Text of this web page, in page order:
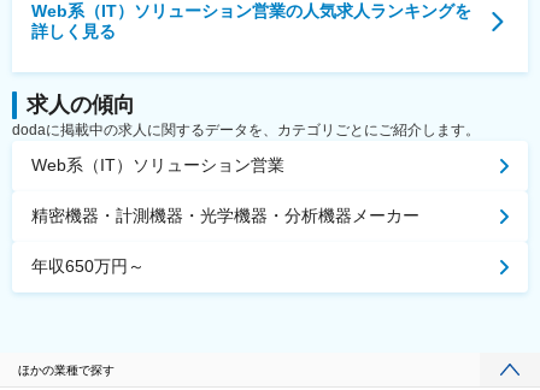
Web系（IT）ソリューション営業の人気求人ランキングを
詳しく見る
求人の傾向
dodaに掲載中の求人に関するデータを、カテゴリごとにご紹介します。
Web系（IT）ソリューション営業
精密機器・計測機器・光学機器・分析機器メーカー
年収650万円～
ほかの業種で探す